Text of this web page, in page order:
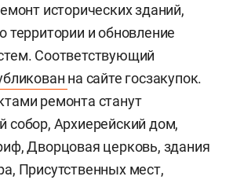
исторических зданий,
территории и обновление
Соответствующий
на сайте госзакупок.
ремонта станут
собор, Архиерейский дом,
Дворцовая церковь, здания
Присутственных мест,